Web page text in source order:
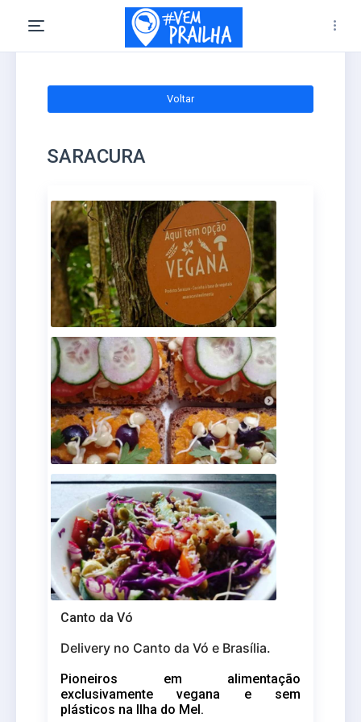
Voltar
SARACURA
Canto da Vó
Delivery no Canto da Vó e Brasília.
Pioneiros em alimentação
exclusivamente vegana e sem
plásticos na Ilha do Mel.